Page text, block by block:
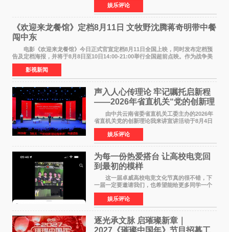
NBAUNITEDBYJACK&JONES 全国首店，于郑
州正弘城正式启幕。NBA 传奇球星
娱乐评论
《欢迎来龙餐馆》定档8月11日 文牧野沈腾蒋奇明带中餐
闯中东
电影《欢迎来龙餐馆》今日正式官宣定档8月11日全国上映，同时发布定档预
告及定档海报，并将于8月8日至10日14:00-21:00举行全国超前点映。作为战争美
食大片，影片讲述的是中国厨师徐福（沈腾
影视新闻
声入人心传理论 牢记嘱托启新程
——2026年省直机关“党的创新理
论我来讲”宣讲活动圆满落幕
由中共云南省委省直机关工委主办的2026年
省直机关党的创新理论我来讲宣讲活动于8月4日
至5日在昆明举办。活动以 "牢记嘱托 感恩奋进
开创云南发展新局面 "为主题，坚持以新时代中国
特色社会主义
娱乐评论
为每一份热爱搭台 让高校电竞回
到最初的模样
这一届卓威高校电竞文化节真的很不错，下
一届一定要邀请我们，也希望能给更多同学一个
来到现场的机会。 2026卓威高校电竞文化节
已经落下帷幕，在活动结束后，仍有不少高校电
竞社负责人和现
娱乐评论
逐光承文脉 启璀璨新章｜